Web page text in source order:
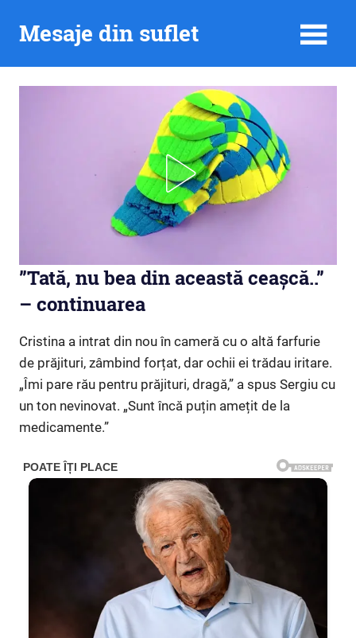
Mesaje din suflet
”Tată, nu bea din această ceașcă..”
– continuarea
Cristina a intrat din nou în cameră cu o altă farfurie
de prăjituri, zâmbind forțat, dar ochii ei trădau iritare.
„Îmi pare rău pentru prăjituri, dragă,” a spus Sergiu cu
un ton nevinovat. „Sunt încă puțin amețit de la
medicamente.”